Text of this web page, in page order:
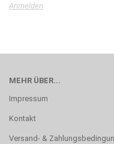
Anmelden
MEHR ÜBER...
Impressum
Kontakt
Versand- &